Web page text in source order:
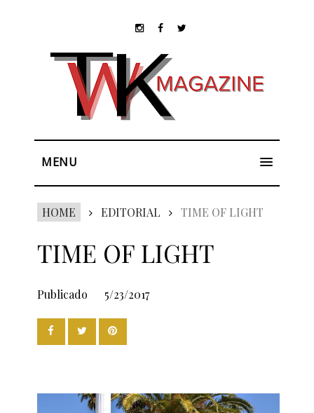
MENU
HOME EDITORIAL TIME OF LIGHT
TIME OF LIGHT
Publicado 5/23/2017